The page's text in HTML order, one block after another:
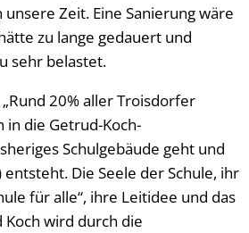
Zeit. Eine Sanierung wäre
zu lange gedauert und
sehr belastet.
20% aller Troisdorfer
die Getrud-Koch-
Schulgebäude geht und
entsteht. Die Seele der Schule, ihr
für alle“, ihre Leitidee und das
wird durch die